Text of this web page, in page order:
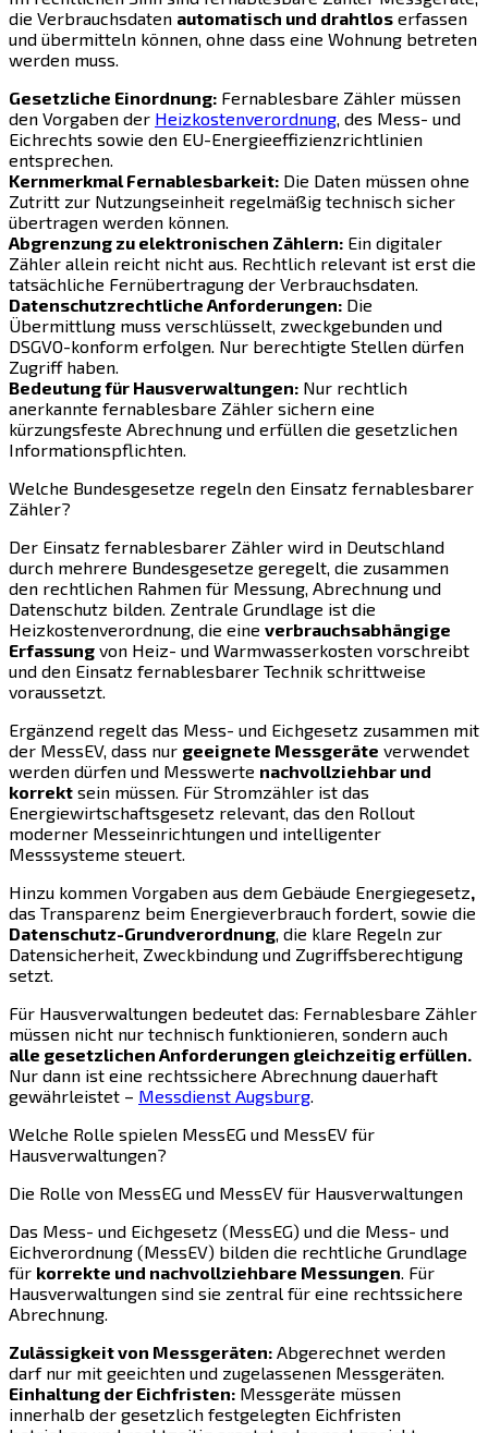
die Verbrauchsdaten automatisch und drahtlos erfassen
und übermitteln können, ohne dass eine Wohnung betreten
werden muss.
Gesetzliche Einordnung: Fernablesbare Zähler müssen
den Vorgaben der Heizkostenverordnung, des Mess- und
Eichrechts sowie den EU-Energieeffizienzrichtlinien
entsprechen.
Kernmerkmal Fernablesbarkeit: Die Daten müssen ohne
Zutritt zur Nutzungseinheit regelmäßig technisch sicher
übertragen werden können.
Abgrenzung zu elektronischen Zählern: Ein digitaler
Zähler allein reicht nicht aus. Rechtlich relevant ist erst die
tatsächliche Fernübertragung der Verbrauchsdaten.
Datenschutzrechtliche Anforderungen: Die
Übermittlung muss verschlüsselt, zweckgebunden und
DSGVO-konform erfolgen. Nur berechtigte Stellen dürfen
Zugriff haben.
Bedeutung für Hausverwaltungen: Nur rechtlich
anerkannte fernablesbare Zähler sichern eine
kürzungsfeste Abrechnung und erfüllen die gesetzlichen
Informationspflichten.
Welche Bundesgesetze regeln den Einsatz fernablesbarer
Zähler?
Der Einsatz fernablesbarer Zähler wird in Deutschland
durch mehrere Bundesgesetze geregelt, die zusammen
den rechtlichen Rahmen für Messung, Abrechnung und
Datenschutz bilden. Zentrale Grundlage ist die
Heizkostenverordnung, die eine verbrauchsabhängige
Erfassung von Heiz- und Warmwasserkosten vorschreibt
und den Einsatz fernablesbarer Technik schrittweise
voraussetzt.
Ergänzend regelt das Mess- und Eichgesetz zusammen mit
der MessEV, dass nur geeignete Messgeräte verwendet
werden dürfen und Messwerte nachvollziehbar und
korrekt sein müssen. Für Stromzähler ist das
Energiewirtschaftsgesetz relevant, das den Rollout
moderner Messeinrichtungen und intelligenter
Messsysteme steuert.
Hinzu kommen Vorgaben aus dem Gebäude Energiegesetz,
das Transparenz beim Energieverbrauch fordert, sowie die
Datenschutz-Grundverordnung, die klare Regeln zur
Datensicherheit, Zweckbindung und Zugriffsberechtigung
setzt.
Für Hausverwaltungen bedeutet das: Fernablesbare Zähler
müssen nicht nur technisch funktionieren, sondern auch
alle gesetzlichen Anforderungen gleichzeitig erfüllen.
Nur dann ist eine rechtssichere Abrechnung dauerhaft
gewährleistet – Messdienst Augsburg.
Welche Rolle spielen MessEG und MessEV für
Hausverwaltungen?
Die Rolle von MessEG und MessEV für Hausverwaltungen
Das Mess- und Eichgesetz (MessEG) und die Mess- und
Eichverordnung (MessEV) bilden die rechtliche Grundlage
für korrekte und nachvollziehbare Messungen. Für
Hausverwaltungen sind sie zentral für eine rechtssichere
Abrechnung.
Zulässigkeit von Messgeräten: Abgerechnet werden
darf nur mit geeichten und zugelassenen Messgeräten.
Einhaltung der Eichfristen: Messgeräte müssen
innerhalb der gesetzlich festgelegten Eichfristen